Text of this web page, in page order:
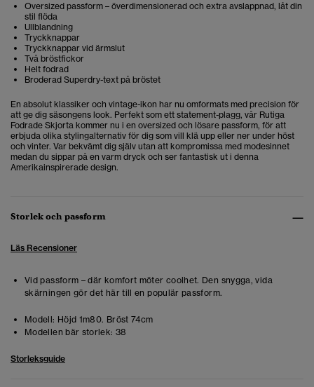
Oversized passform – överdimensionerad och extra avslappnad, låt din
stil flöda
Ullblandning
Tryckknappar
Tryckknappar vid ärmslut
Två bröstfickor
Helt fodrad
Broderad Superdry-text på bröstet
En absolut klassiker och vintage-ikon har nu omformats med precision för
att ge dig säsongens look. Perfekt som ett statement-plagg, vår Rutiga
Fodrade Skjorta kommer nu i en oversized och lösare passform, för att
erbjuda olika stylingalternativ för dig som vill klä upp eller ner under höst
och vinter. Var bekvämt dig själv utan att kompromissa med modesinnet
medan du sippar på en varm dryck och ser fantastisk ut i denna
Amerikainspirerade design.
Storlek och passform
Läs Recensioner
Vid passform – där komfort möter coolhet. Den snygga, vida
skärningen gör det här till en populär passform.
Modell: Höjd 1m80. Bröst 74cm
Modellen bär storlek: 38
Storleksguide